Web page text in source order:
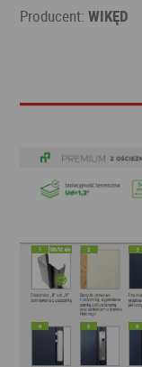
Producent:WIKĘD